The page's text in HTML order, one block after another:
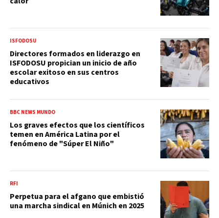
ISFODOSU
Directores formados en liderazgo en
ISFODOSU propician un inicio de año
escolar exitoso en sus centros
educativos
BBC NEWS MUNDO
Los graves efectos que los científicos
temen en América Latina por el
fenómeno de "Súper El Niño"
RFI
Perpetua para el afgano que embistió
una marcha sindical en Múnich en 2025